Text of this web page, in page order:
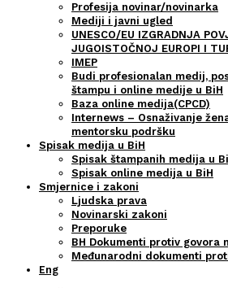
Profesija novinar/novinarka
Mediji i javni ugled
UNESCO/EU IZGRADNJA
JUGOISTOČNOJ EUROPI I
IMEP
Budi profesionalan medij,
štampu i online medije u BiH
Baza online medija(CPCD)
Internews – Osnaživanje
mentorsku podršku
Spisak medija u BiH
Spisak štampanih medija u
Spisak online medija u BiH
Smjernice i zakoni
Ljudska prava
Novinarski zakoni
Preporuke
BH Dokumenti protiv govora
Međunarodni dokumenti
Eng